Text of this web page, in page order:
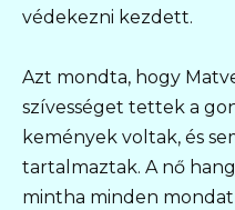
védekezni kezdett.
Azt mondta, hogy
szívességet tettek a
kemények voltak, és
tartalmaztak. A nő
mintha minden